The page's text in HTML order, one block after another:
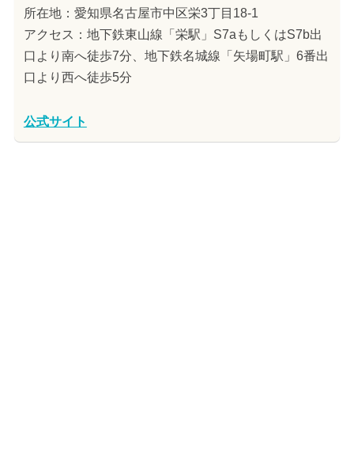
所在地：愛知県名古屋市中区栄3丁目18-1
アクセス：地下鉄東山線「栄駅」S7aもしくはS7b出
口より南へ徒歩7分、地下鉄名城線「矢場町駅」6番出
口より西へ徒歩5分
公式サイト